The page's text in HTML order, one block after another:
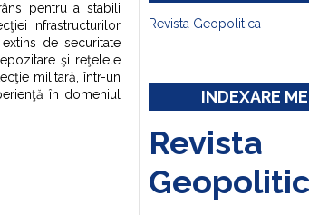
pentru a stabili
infrastructurilor
de securitate
şi reţelele
militară, într-un
în domeniul
Revista Geopolitica
INDEXARE
Revista